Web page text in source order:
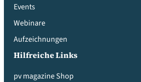
Events
Webinare
Aufzeichnungen
Hilfreiche Links
pv magazine Shop